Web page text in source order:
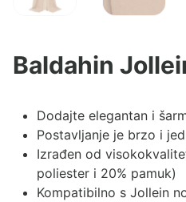
Baldahin
Dodajte elegantan i
Postavljanje je brzo i
Izrađen od
poliester i 20% pamuk)
Kompatibilno s Jollein